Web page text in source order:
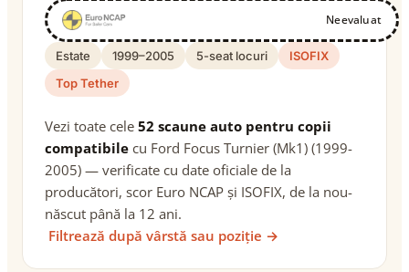
Neevaluat
Estate 1999–2005 5-seat locuri
ISOFIX
Top Tether
Vezi toate cele 52 scaune auto pentru copii
compatibile cu Ford Focus Turnier (Mk1) (1999-
2005) — verificate cu date oficiale de la
producători, scor Euro NCAP și ISOFIX, de la nou-
născut până la 12 ani.
Filtrează după vârstă sau poziție →